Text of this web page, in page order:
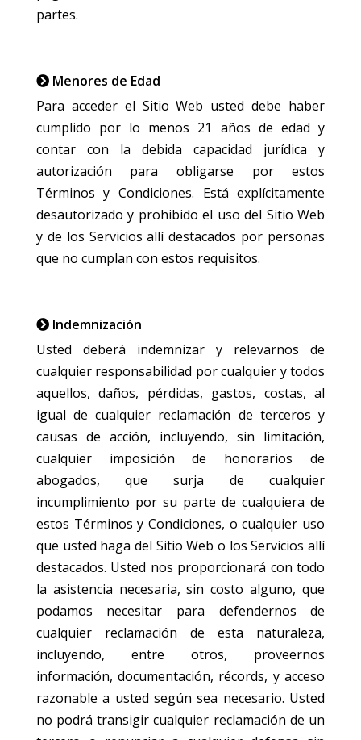
partes.
Menores de Edad
Para acceder el Sitio Web usted debe haber
cumplido por lo menos 21 años de edad y
contar con la debida capacidad jurídica y
autorización para obligarse por estos
Términos y Condiciones. Está explícitamente
desautorizado y prohibido el uso del Sitio Web
y de los Servicios allí destacados por personas
que no cumplan con estos requisitos.
Indemnización
Usted deberá indemnizar y relevarnos de
cualquier responsabilidad por cualquier y todos
aquellos, daños, pérdidas, gastos, costas, al
igual de cualquier reclamación de terceros y
causas de acción, incluyendo, sin limitación,
cualquier imposición de honorarios de
abogados, que surja de cualquier
incumplimiento por su parte de cualquiera de
estos Términos y Condiciones, o cualquier uso
que usted haga del Sitio Web o los Servicios allí
destacados. Usted nos proporcionará con todo
la asistencia necesaria, sin costo alguno, que
podamos necesitar para defendernos de
cualquier reclamación de esta naturaleza,
incluyendo, entre otros, proveernos
información, documentación, récords, y acceso
razonable a usted según sea necesario. Usted
no podrá transigir cualquier reclamación de un